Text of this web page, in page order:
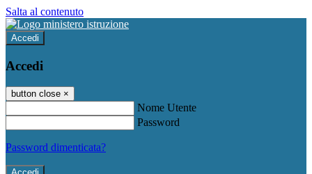
Salta al contenuto
Accedi
Accedi
button close ×
Nome Utente
Password
Password dimenticata?